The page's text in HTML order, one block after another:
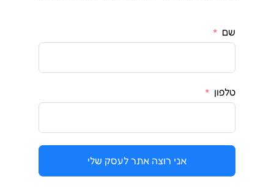
שם
טלפון
אני רוצה אתר לעסק שלי